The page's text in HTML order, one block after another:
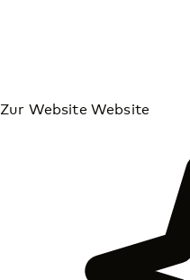
Zur WebsiteWebsite